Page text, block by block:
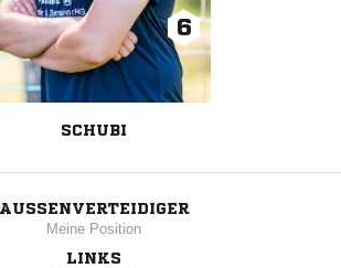
6
SCHUBI
AUSSENVERTEIDIGER
Meine Position
LINKS